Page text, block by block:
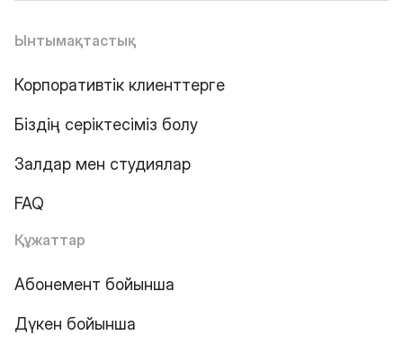
Ынтымақтастық
Корпоративтік клиенттерге
Біздің серіктесіміз болу
Залдар мен студиялар
FAQ
Құжаттар
Абонемент бойынша
Дүкен бойынша